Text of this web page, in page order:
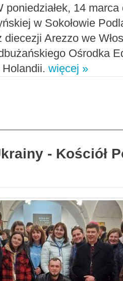
poniedziałek, 14
w Sokołowie
diecezji Arezzo we
Ośrodka
Holandii. więcej »
- Kościół